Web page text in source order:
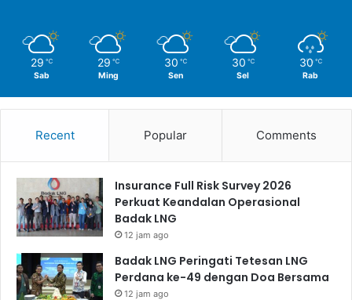
29 ℃
Sab
29 ℃
Ming
30 ℃
Sen
30 ℃
Sel
30 ℃
Rab
Recent Popular Comments
Insurance Full Risk Survey 2026
Perkuat Keandalan Operasional
Badak LNG
12 jam ago
Badak LNG Peringati Tetesan LNG
Perdana ke-49 dengan Doa Bersama
12 jam ago